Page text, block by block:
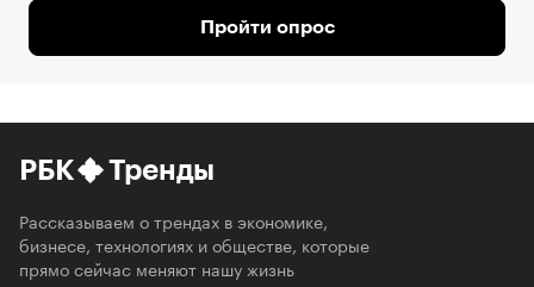
Пройти опрос
РБК Тренды
Рассказываем о трендах в экономике,
бизнесе, технологиях и обществе, которые
прямо сейчас меняют нашу жизнь